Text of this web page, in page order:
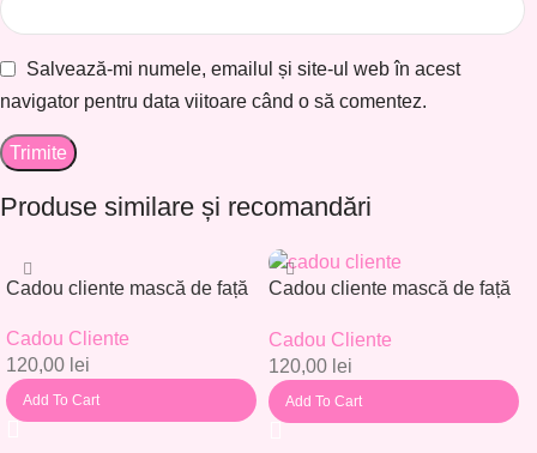
Salvează-mi numele, emailul și site-ul web în acest
navigator pentru data viitoare când o să comentez.
Produse similare și recomandări
Cadou cliente mască de față
Cadou Cliente
120,00 lei
Add To Cart
Cadou cliente mască de față
Cadou Cliente
120,00 lei
Add To Cart